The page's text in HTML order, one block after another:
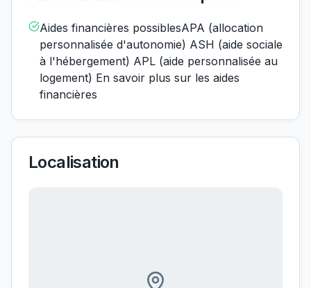
Aides financières possiblesAPA (allocation
personnalisée d'autonomie) ASH (aide sociale
à l'hébergement) APL (aide personnalisée au
logement) En savoir plus sur les aides
financières
Localisation